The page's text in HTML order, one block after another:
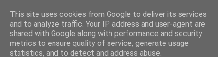
This site uses cookies from Google to deliver its services
and to analyze traffic. Your IP address and user-agent are
shared with Google along with performance and security
metrics to ensure quality of service, generate usage
statistics, and to detect and address abuse.